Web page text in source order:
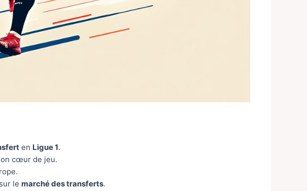
en Ligue 1.
cœur de jeu.
le marché des transferts.